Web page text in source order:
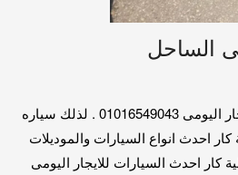
الساحل
لذلك هيونداى اتش وان للايجار اليومى 01016549043 . لذلك سياره
كار احدث انواع السيارات والموديلات
كار احدث السيارات للايجار اليومى